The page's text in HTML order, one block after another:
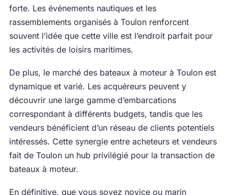
forte. Les événements nautiques et les
rassemblements organisés à Toulon renforcent
souvent l’idée que cette ville est l’endroit parfait pour
les activités de loisirs maritimes.
De plus, le marché des bateaux à moteur à Toulon est
dynamique et varié. Les acquéreurs peuvent y
découvrir une large gamme d’embarcations
correspondant à différents budgets, tandis que les
vendeurs bénéficient d’un réseau de clients potentiels
intéressés. Cette synergie entre acheteurs et vendeurs
fait de Toulon un hub privilégié pour la transaction de
bateaux à moteur.
En définitive, que vous soyez novice ou marin